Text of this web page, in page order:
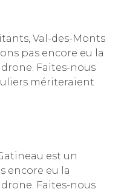
Val-des-Monts
pas encore eu la
Faites-nous
mériteraient
est un
encore eu la
Faites-nous